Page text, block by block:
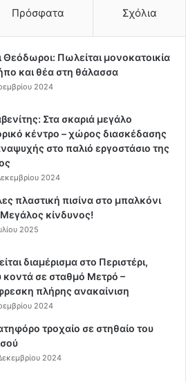
Πρόσφατα Σχόλια
Θεόδωροι: Πωλείται μονοκατοικία
και θέα στη θάλασσα
2024
Στα σκαριά μεγάλο
κέντρο – χώρος διασκέδασης
στο παλιό εργοστάσιο της
2024
πλαστική πισίνα στο μπαλκόνι
κίνδυνος!
2025
διαμέρισμα στο Περιστέρι,
κοντά σε σταθμό Μετρό –
πλήρης ανακαίνιση
2024
τροχαίο σε στηθαίο του
2024